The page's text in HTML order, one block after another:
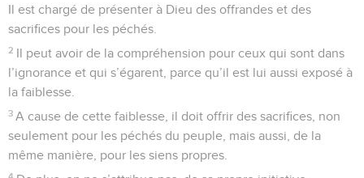
Il est chargé de présenter à Dieu des offrandes et des
sacrifices pour les péchés.
2 Il peut avoir de la compréhension pour ceux qui sont dans
l’ignorance et qui s’égarent, parce qu’il est lui aussi exposé à
la faiblesse.
3 A cause de cette faiblesse, il doit offrir des sacrifices, non
seulement pour les péchés du peuple, mais aussi, de la
même manière, pour les siens propres.
4